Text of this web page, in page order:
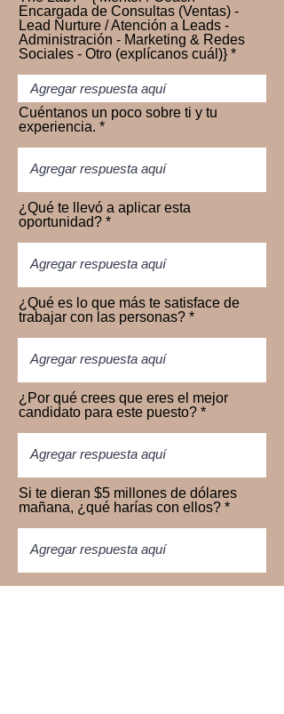
Encargada de Consultas (Ventas) -
Lead Nurture / Atención a Leads -
Administración - Marketing & Redes
Sociales - Otro (explícanos cuál)}
Cuéntanos un poco sobre ti y tu
experiencia.
¿Qué te llevó a aplicar esta
oportunidad?
¿Qué es lo que más te satisface de
trabajar con las personas?
¿Por qué crees que eres el mejor
candidato para este puesto?
Si te dieran $5 millones de dólares
mañana, ¿qué harías con ellos?